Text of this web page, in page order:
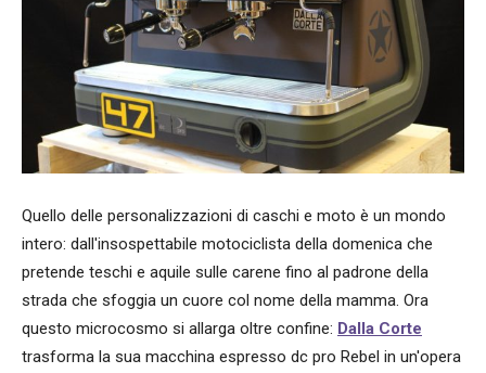
Quello delle personalizzazioni di caschi e moto è un mondo
intero: dall'insospettabile motociclista della domenica che
pretende teschi e aquile sulle carene fino al padrone della
strada che sfoggia un cuore col nome della mamma. Ora
questo microcosmo si allarga oltre confine: Dalla Corte
trasforma la sua macchina espresso dc pro Rebel in un'opera